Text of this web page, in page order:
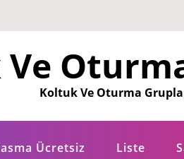
Koltuk Ve Oturma
Ücretsiz Liste